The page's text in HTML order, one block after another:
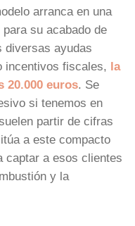
arranca en una
su acabado de
diversas ayudas
incentivos fiscales, la
20.000 euros. Se
si tenemos en
partir de cifras
a este compacto
captar a esos clientes
y la